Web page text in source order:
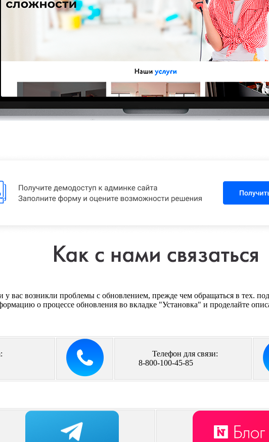
у вас возникли проблемы с обновлением, прежде чем обращаться в тех.
о процессе обновления во вкладке "Установка" и проделайте
Телефон для связи:
8-800-100-45-85